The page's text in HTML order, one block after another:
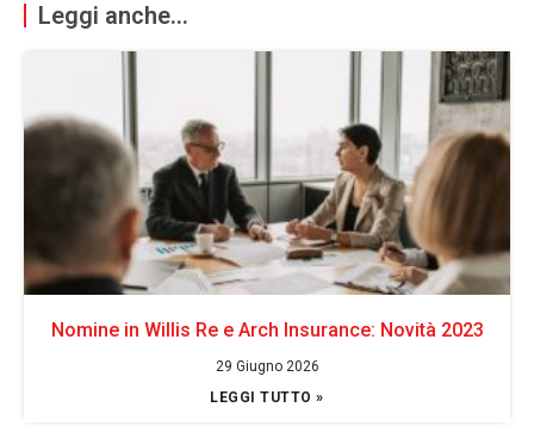
Leggi anche...
Nomine in Willis Re e Arch Insurance: Novità 2023
29 Giugno 2026
LEGGI TUTTO »